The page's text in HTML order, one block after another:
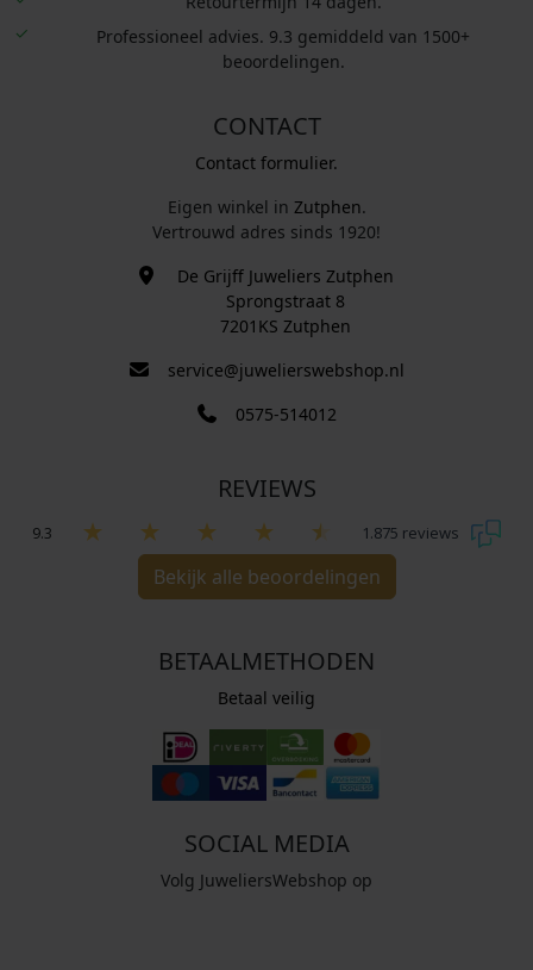
Professioneel advies. 9.3 gemiddeld van 1500+
beoordelingen.
CONTACT
Contact formulier.
Eigen winkel in Zutphen.
Vertrouwd adres sinds 1920!
De Grijff Juweliers Zutphen
Sprongstraat 8
7201KS Zutphen
service@juwelierswebshop.nl
0575-514012
REVIEWS
9.3 1.875 reviews
Bekijk alle beoordelingen
BETAALMETHODEN
Betaal veilig
SOCIAL MEDIA
Volg JuweliersWebshop op